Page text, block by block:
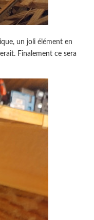
un joli élément en
Finalement ce sera